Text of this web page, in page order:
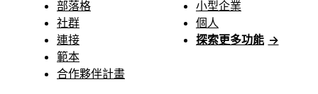
部落格
社群
連接
範本
合作夥伴計畫
小型企業
個人
探索更多功能 →